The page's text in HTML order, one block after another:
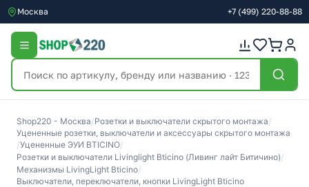
Москва +7 (499) 220-88-88
Shop220 - Москва/Розетки и выключатели скрытого монтажа/
Уцененные розетки, выключатели и аксессуары скрытого монтажа
/Уцененные ЭУИ BTICINO/
Розетки и выключатели Livinglight Bticino (Ливинг лайт Битичино)/
Механизмы LivingLight Bticino/
Выключатели, переключатели, кнопки LivingLight Bticino